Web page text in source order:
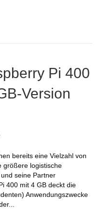
Pi 400
Version
bereits eine Vielzahl von
größere logistische
seine Partner
400 mit 4 GB deckt die
Anwendungszwecke